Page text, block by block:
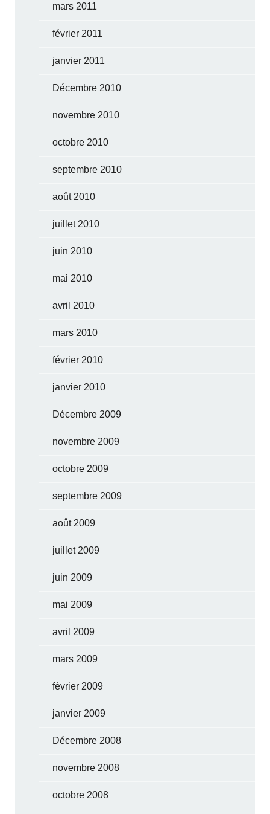
mars 2011
février 2011
janvier 2011
Décembre 2010
novembre 2010
octobre 2010
septembre 2010
août 2010
juillet 2010
juin 2010
mai 2010
avril 2010
mars 2010
février 2010
janvier 2010
Décembre 2009
novembre 2009
octobre 2009
septembre 2009
août 2009
juillet 2009
juin 2009
mai 2009
avril 2009
mars 2009
février 2009
janvier 2009
Décembre 2008
novembre 2008
octobre 2008